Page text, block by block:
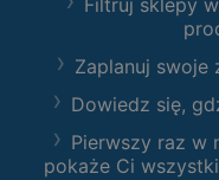
Filtruj sklepy
Zaplanuj swoje
Dowiedz się,
Pierwszy raz w
pokaże Ci